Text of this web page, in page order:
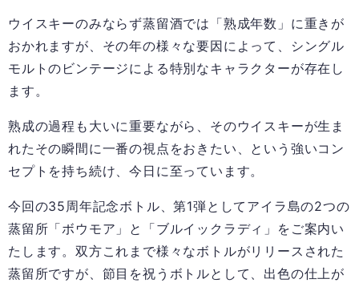
ウイスキーのみならず蒸留酒では「熟成年数」に重きが
おかれますが、その年の様々な要因によって、シングル
モルトのビンテージによる特別なキャラクターが存在し
ます。
熟成の過程も大いに重要ながら、そのウイスキーが生ま
れたその瞬間に一番の視点をおきたい、という強いコン
セプトを持ち続け、今日に至っています。
今回の35周年記念ボトル、第1弾としてアイラ島の2つの
蒸留所「ボウモア」と「ブルイックラディ」をご案内い
たします。双方これまで様々なボトルがリリースされた
蒸留所ですが、節目を祝うボトルとして、出色の仕上が